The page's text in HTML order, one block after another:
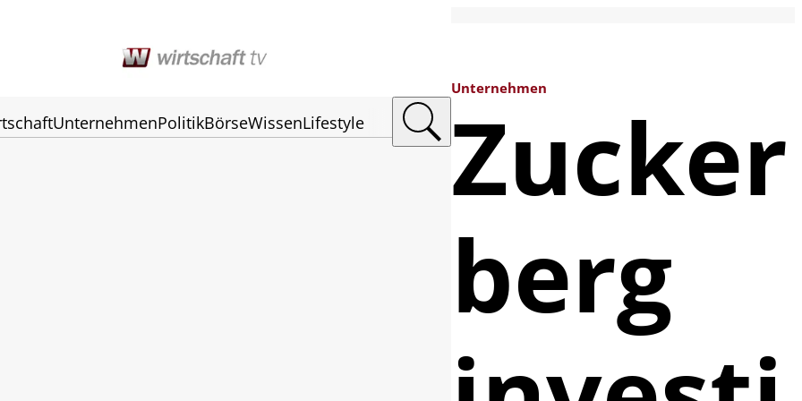
UnternehmenPolitikBörseWissenLifestyle
Unternehmen
Zucker
berg